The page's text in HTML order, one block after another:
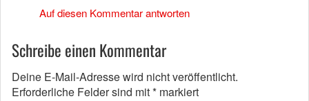
Auf diesen Kommentar antworten
Schreibe einen Kommentar
Deine E-Mail-Adresse wird nicht veröffentlicht.
Erforderliche Felder sind mit* markiert